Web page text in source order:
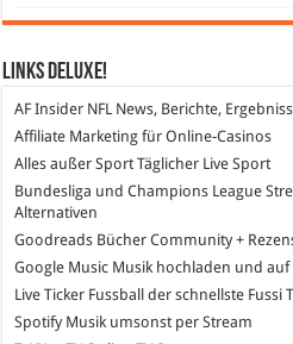
Links DeLuXe!
AF Insider NFL News, Berichte,
Affiliate Marketing für Online-Casinos
Alles außer SportTäglicher Live Sport
Bundesliga und Champions League
Alternativen
Goodreads Bücher Community +
Google Music Musik hochladen und
Live Ticker Fussball
der schnellste Fussi
SpotifyMusik umsonst per Stream